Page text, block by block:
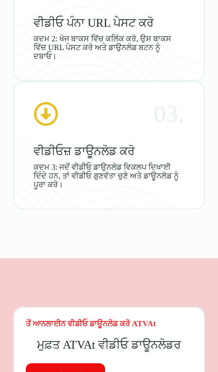
ਵੀਡੀਓ ਪੰਨਾ URL ਪੇਸਟ ਕਰੋ
ਕਦਮ 2: ਖੋਜ ਬਾਕਸ ਵਿੱਚ ਕਲਿੱਕ ਕਰੋ, ਉਸ ਬਾਕਸ
ਵਿੱਚ URL ਪੇਸਟ ਕਰੋ ਅਤੇ ਡਾਉਨਲੋਡ ਬਟਨ ਨੂੰ
ਦਬਾਓ।
03.
ਵੀਡੀਓਜ਼ ਡਾਊਨਲੋਡ ਕਰੋ
ਕਦਮ 3: ਜਦੋਂ ਵੀਡੀਓ ਡਾਉਨਲੋਡ ਵਿਕਲਪ ਦਿਖਾਈ
ਦਿੰਦੇ ਹਨ, ਤਾਂ ਵੀਡੀਓ ਗੁਣਵੱਤਾ ਚੁਣੋ ਅਤੇ ਡਾਊਨਲੋਡ ਨੂੰ
ਪੂਰਾ ਕਰੋ।
ਤੋਂ ਆਨਲਾਈਨ ਵੀਡੀਓ ਡਾਊਨਲੋਡ ਕਰੋ ATVAt
ਮੁਫ਼ਤ ATVAt ਵੀਡੀਓ ਡਾਊਨਲੋਡਰ